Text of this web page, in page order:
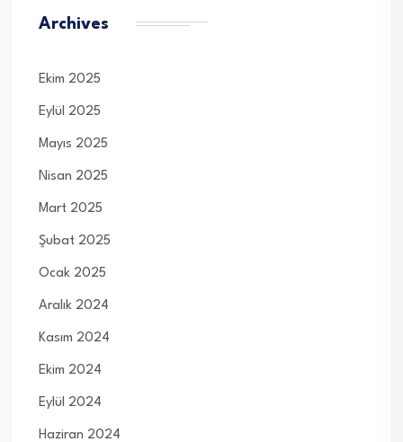
Archives
Ekim 2025
Eylül 2025
Mayıs 2025
Nisan 2025
Mart 2025
Şubat 2025
Ocak 2025
Aralık 2024
Kasım 2024
Ekim 2024
Eylül 2024
Haziran 2024